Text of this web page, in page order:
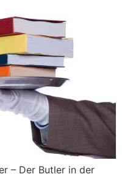
– Der Butler in der